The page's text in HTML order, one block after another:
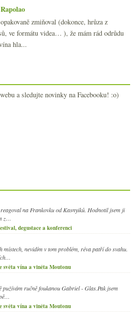
zmiňoval (dokonce, hrůza z
ve formátu videa… ), že mám rád odrůdu
hla...
a sledujte novinky na Facebooku! :o)
na Frankovku od Kasnyiků. Hodnotil jsem ji
z…
degustace a konferenci
místech, nevidím v tom problém, réva patří do svahu.
světa vína a viněta Moutonu
pužívám ručně foukanou Gabriel - Glas.Pak jsem
světa vína a viněta Moutonu